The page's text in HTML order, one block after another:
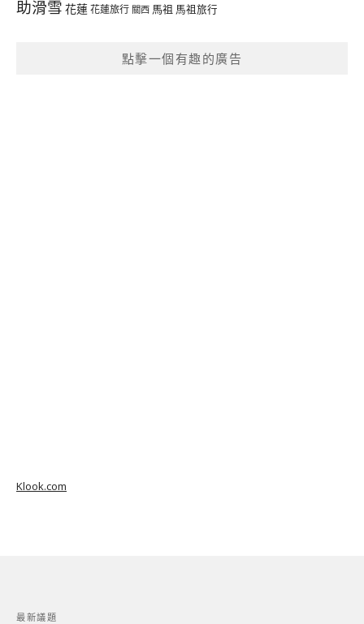
助滑雪 花蓮花蓮旅行 關西 馬祖 馬祖旅行
點擊一個有趣的廣告
Klook.com
最新議題